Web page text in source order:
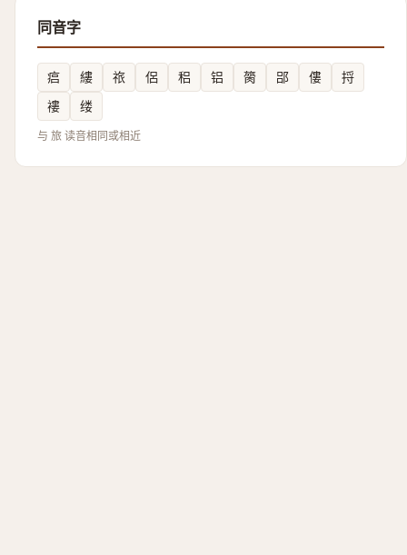
同音字
㾔 縷 祣 侶 稆 铝 膐 郘 僂
捋
褸
缕
与 旅 读音相同或相近